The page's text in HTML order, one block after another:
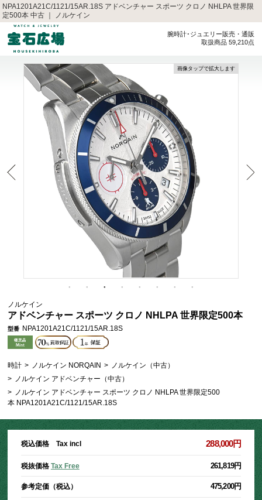
NPA1201A21C/1121/15AR.18S アドベンチャー スポーツ クロノ NHLPA 世界限
定500本 中古 ｜ ノルケイン
腕時計･ジュエリー販売・通販
取扱商品 59,210点
画像タップで拡大します
ノルケイン
アドベンチャー スポーツ クロノ NHLPA 世界限定500本
型番 NPA1201A21C/1121/15AR.18S
時計 > ノルケイン NORQAIN >
ノルケイン（中古）
>
ノルケイン アドベンチャー（中古）
>
ノルケイン アドベンチャー スポーツ クロノ NHLPA 世界限定500
本 NPA1201A21C/1121/15AR.18S
税込価格 Tax incl 288,000円
税抜価格 Tax Free 261,819円
参考定価（税込） 475,200円